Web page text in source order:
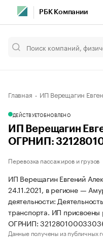
РБК Компании
Главная ИП Верещагин
ДЕЙСТВУЕТОБНОВЛЕНО
ИП Верещагин
ОГРНИП:
Перевозка пассажиров и грузов
ИП Верещагин Евгений
24.11.2021, в регионе —
деятельности:
транспорта. ИП
ОГРНИП:
Данные получены из публичных